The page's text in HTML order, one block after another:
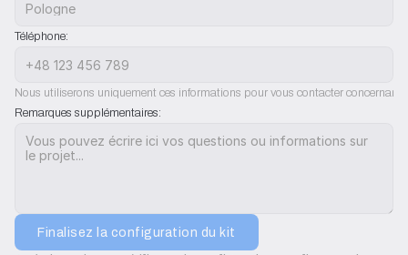
Téléphone:
Nous utiliserons uniquement ces informations pour vous contacter
Remarques supplémentaires:
Finalisez la configuration du kit